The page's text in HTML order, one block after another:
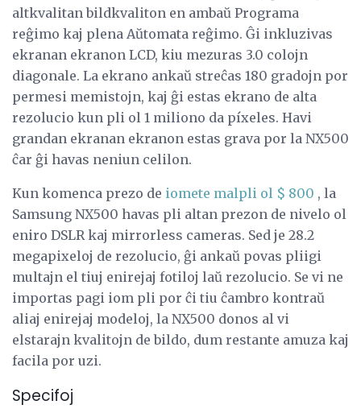
altkvalitan bildkvaliton en ambaŭ Programa
reĝimo kaj plena Aŭtomata reĝimo. Ĝi inkluzivas
ekranan ekranon LCD, kiu mezuras 3.0 colojn
diagonale. La ekrano ankaŭ streĉas 180 gradojn por
permesi memistojn, kaj ĝi estas ekrano de alta
rezolucio kun pli ol 1 miliono da píxeles. Havi
grandan ekranan ekranon estas grava por la NX500
ĉar ĝi havas neniun celilon.
Kun komenca prezo de iomete malpli ol $ 800 , la
Samsung NX500 havas pli altan prezon de nivelo ol
eniro DSLR kaj mirrorless cameras. Sed je 28.2
megapixeloj de rezolucio, ĝi ankaŭ povas pliigi
multajn el tiuj enirejaj fotiloj laŭ rezolucio. Se vi ne
importas pagi iom pli por ĉi tiu ĉambro kontraŭ
aliaj enirejaj modeloj, la NX500 donos al vi
elstarajn kvalitojn de bildo, dum restante amuza kaj
facila por uzi.
Specifoj